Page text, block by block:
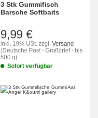
3 Stk Gummifisch
Barsche Softbaits
9,99 €
inkl. 19% USt. zzgl. Versand
(Deutsche Post - Großbrief - bis
500 g)
Sofort verfügbar